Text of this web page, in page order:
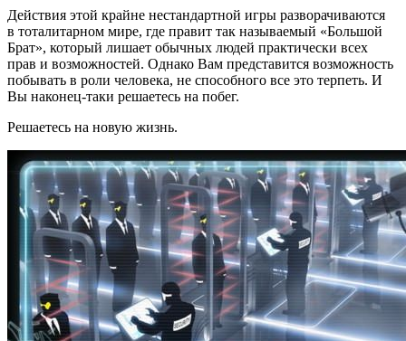
Действия этой крайне нестандартной игры разворачиваются
в тоталитарном мире, где правит так называемый «Большой
Брат», который лишает обычных людей практически всех
прав и возможностей. Однако Вам представится возможность
побывать в роли человека, не способного все это терпеть. И
Вы наконец-таки решаетесь на побег.
Решаетесь на новую жизнь.